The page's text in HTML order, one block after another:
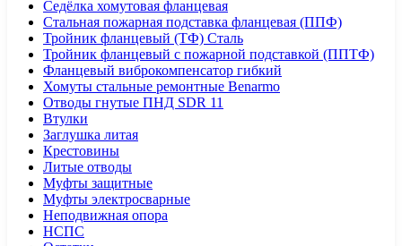
Седёлка хомутовая фланцевая
Стальная пожарная подставка фланцевая (ППФ)
Тройник фланцевый (ТФ) Сталь
Тройник фланцевый с пожарной подставкой (ППТФ)
Фланцевый виброкомпенсатор гибкий
Хомуты стальные ремонтные Benarmo
Отводы гнутые ПНД SDR 11
Втулки
Заглушка литая
Крестовины
Литые отводы
Муфты защитные
Муфты электросварные
Неподвижная опора
НСПС